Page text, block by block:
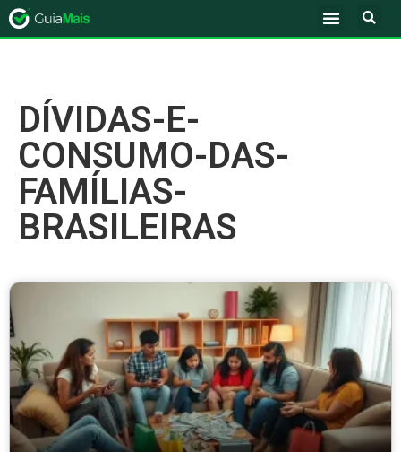
DÍVIDAS-E-
CONSUMO-DAS-
FAMÍLIAS-
BRASILEIRAS